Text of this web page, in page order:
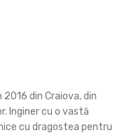
2016 din Craiova, din
Inginer cu o vastă
cu dragostea pentru